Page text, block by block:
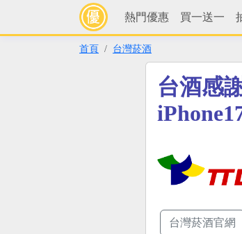
熱門優惠 買一送一
首頁 台灣菸酒
台酒感
台灣菸酒官網